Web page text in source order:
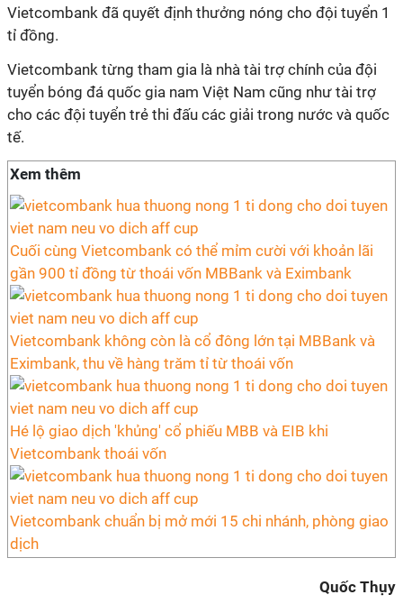
Vietcombank đã quyết định thưởng nóng cho đội tuyển 1
tỉ đồng.
Vietcombank từng tham gia là nhà tài trợ chính của đội
tuyển bóng đá quốc gia nam Việt Nam cũng như tài trợ
cho các đội tuyển trẻ thi đấu các giải trong nước và quốc
tế.
Xem thêm
Cuối cùng Vietcombank có thể mỉm cười với khoản lãi
gần 900 tỉ đồng từ thoái vốn MBBank và Eximbank
Vietcombank không còn là cổ đông lớn tại MBBank và
Eximbank, thu về hàng trăm tỉ từ thoái vốn
Hé lộ giao dịch 'khủng' cổ phiếu MBB và EIB khi
Vietcombank thoái vốn
Vietcombank chuẩn bị mở mới 15 chi nhánh, phòng giao
dịch
Quốc Thụy